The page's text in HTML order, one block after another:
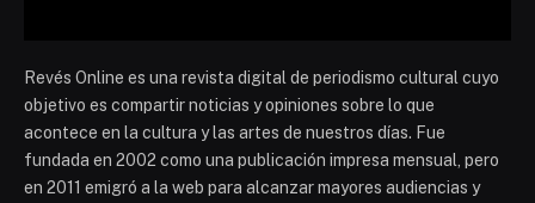
Revés Online es una revista digital de periodismo cultural cuyo
objetivo es compartir noticias y opiniones sobre lo que
acontece en la cultura y las artes de nuestros días. Fue
fundada en 2002 como una publicación impresa mensual, pero
en 2011 emigró a la web para alcanzar mayores audiencias y